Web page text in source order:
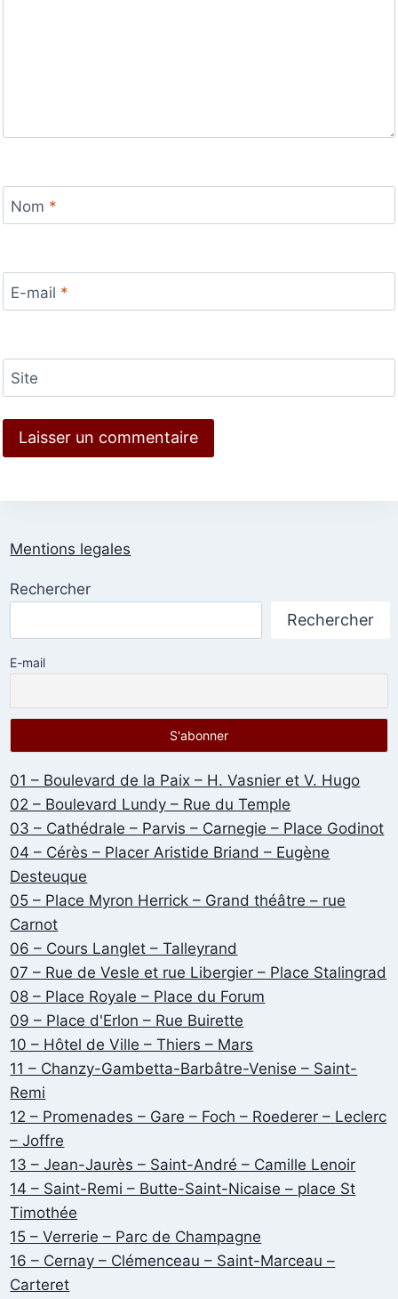
Nom *
E-mail *
Site
Mentions legales
Rechercher
Rechercher
E-mail
01 – Boulevard de la Paix – H. Vasnier et V. Hugo
02 – Boulevard Lundy – Rue du Temple
03 – Cathédrale – Parvis – Carnegie – Place Godinot
04 – Cérès – Placer Aristide Briand – Eugène
Desteuque
05 – Place Myron Herrick – Grand théâtre – rue
Carnot
06 – Cours Langlet – Talleyrand
07 – Rue de Vesle et rue Libergier – Place Stalingrad
08 – Place Royale – Place du Forum
09 – Place d'Erlon – Rue Buirette
10 – Hôtel de Ville – Thiers – Mars
11 – Chanzy-Gambetta-Barbâtre-Venise – Saint-
Remi
12 – Promenades – Gare – Foch – Roederer – Leclerc
– Joffre
13 – Jean-Jaurès – Saint-André – Camille Lenoir
14 – Saint-Remi – Butte-Saint-Nicaise – place St
Timothée
15 – Verrerie – Parc de Champagne
16 – Cernay – Clémenceau – Saint-Marceau –
Carteret